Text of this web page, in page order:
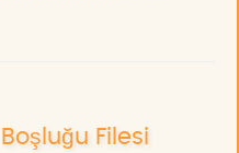
Filesi